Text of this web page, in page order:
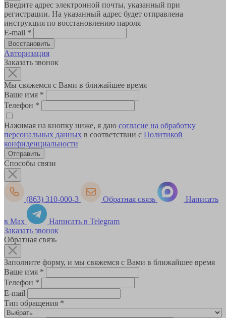
Введите адрес электронной почты, указанный при
регистрации. На указанный адрес будет отправлена
инструкция по восстановлению пароля
E-mail *
Авторизация
Заказать звонок
Мы свяжемся с Вами в ближайшее время
Ваше имя *
Телефон *
Нажимая на кнопку ниже, я даю согласие на обработку
персональных данных в соответствии с Политикой
конфиденциальности
Способы связи
(863) 310-000-3 Обратная связь Написать
в Max
Написать в Telegram
Заказать звонок
Обратная связь
Заполните форму, и мы свяжемся с Вами в ближайшее время
Ваше имя *
Телефон *
E-mail
Тип обращения *